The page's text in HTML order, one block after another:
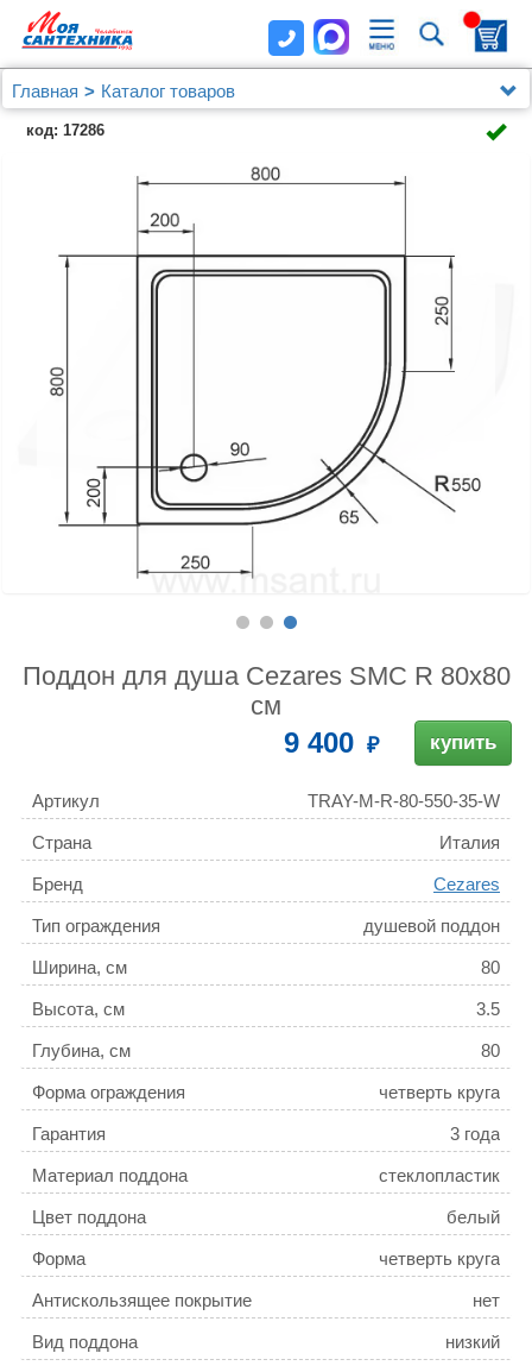
Главная
Каталог товаров
Душевые уголки, ограждения, поддоны
Душевые уголки (ограждения), шторки, двери и поддоны
код: 17286
Поддон для душа Cezares SMC R 80x80
см
9 400 купить
Артикул TRAY-M-R-80-550-35-W
Страна Италия
Бренд Cezares
Тип ограждения душевой поддон
Ширина, см 80
Высота, см 3.5
Глубина, см 80
Форма ограждения четверть круга
Гарантия 3 года
Материал поддона стеклопластик
Цвет поддона белый
Форма четверть круга
Антискользящее покрытие нет
Вид поддона низкий